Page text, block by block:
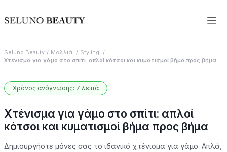
Seluno Beauty Μαλλιά
Styling
Χτένισμα για γάμο στο σπίτι: απλοί κότσοι και κυματισμοί βήμα προς βήμα
Χρόνος ανάγνωσης: 7 λεπτά
Χτένισμα για γάμο στο σπίτι: απλοί
κότσοι και κυματισμοί βήμα προς βήμα
Δημιουργήστε μόνες σας το ιδανικό χτένισμα για γάμο. Απλά,